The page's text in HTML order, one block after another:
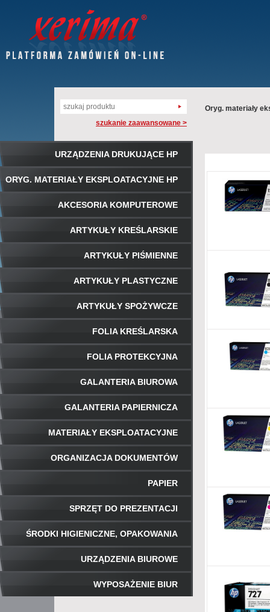
szukanie zaawansowane >
URZĄDZENIA DRUKUJĄCE HP
ORYG. MATERIAŁY EKSPLOATACYJNE HP
AKCESORIA KOMPUTEROWE
ARTYKUŁY KREŚLARSKIE
ARTYKUŁY PIŚMIENNE
ARTYKUŁY PLASTYCZNE
ARTYKUŁY SPOŻYWCZE
FOLIA KREŚLARSKA
FOLIA PROTEKCYJNA
GALANTERIA BIUROWA
GALANTERIA PAPIERNICZA
MATERIAŁY EKSPLOATACYJNE
ORGANIZACJA DOKUMENTÓW
PAPIER
SPRZĘT DO PREZENTACJI
ŚRODKI HIGIENICZNE, OPAKOWANIA
URZĄDZENIA BIUROWE
WYPOSAŻENIE BIUR
Oryg. materiały